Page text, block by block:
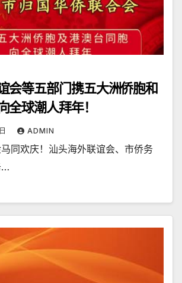
会等五部门携五大洲侨胞和
全球潮人拜年！
ADMIN
同欢庆！汕头海外联谊会、市侨务
…